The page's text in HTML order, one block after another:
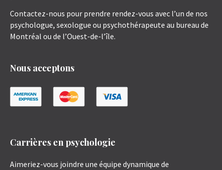
Contactez-nous pour prendre rendez-vous avec l’un de nos
psychologue, sexologue ou psychothérapeute au bureau de
Montréal ou de l’Ouest-de-l’île.
Nous acceptons
Carrières en psychologie
Aimeriez-vous joindre une équipe dynamique de